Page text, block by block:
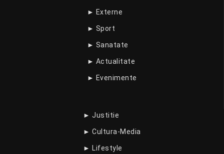
► Externe
► Sport
► Sanatate
► Actualitate
► Evenimente
► Justitie
► Cultura-Media
► Lifestyle